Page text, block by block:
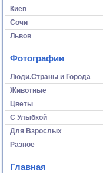
Киев
Сочи
Львов
Фотографии
Люди.Страны и Города
Животные
Цветы
С Улыбкой
Для Взрослых
Разное
Главная